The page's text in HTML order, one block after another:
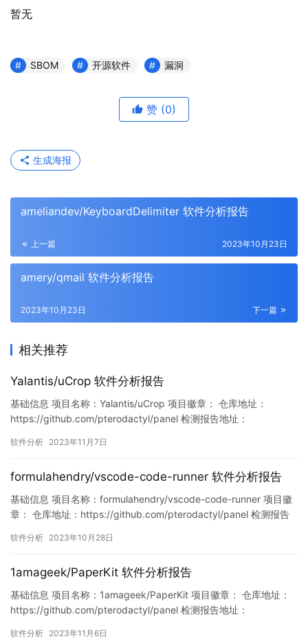
暂无
SBOM 开源软件 漏洞
赞 (0)
生成海报
ameliandev/KeyboardDelimiter 软件分析报告
上一篇 2023年10月23日
amery/qmail 软件分析报告
下一篇
2023年10月23日
相关推荐
Yalantis/uCrop 软件分析报告
基础信息 项目名称：Yalantis/uCrop 项目徽章： 仓库地址：
https://github.com/pterodactyl/panel 检测报告地址：
59040/1721636491493707776 此报告由Murphysec提供 漏洞
软件分析 2023年11月7日
formulahendry/vscode-code-runner 软件分析报告
基础信息 项目名称：formulahendry/vscode-code-runner 项目徽
章： 仓库地址：https://github.com/pterodactyl/panel 检测报告
https://www.murphysec.com/console/report/17179406047427
软件分析 2023年10月28日
1amageek/PaperKit 软件分析报告
基础信息 项目名称：1amageek/PaperKit 项目徽章： 仓库地址：
https://github.com/pterodactyl/panel 检测报告地址：
软件分析 2023年11月6日